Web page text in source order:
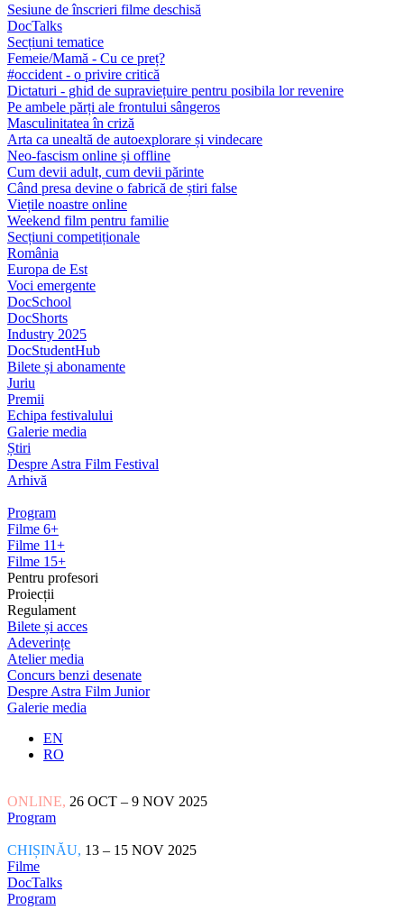
Sesiune de înscrieri filme deschisă
DocTalks
Secțiuni tematice
Femeie/Mamă - Cu ce preț?
#occident - o privire critică
Dictaturi - ghid de supraviețuire pentru posibila lor revenire
Pe ambele părți ale frontului sângeros
Masculinitatea în criză
Arta ca unealtă de autoexplorare și vindecare
Neo-fascism online și offline
Cum devii adult, cum devii părinte
Când presa devine o fabrică de știri false
Viețile noastre online
Weekend film pentru familie
Secțiuni competiționale
România
Europa de Est
Voci emergente
DocSchool
DocShorts
Industry 2025
DocStudentHub
Bilete și abonamente
Juriu
Premii
Echipa festivalului
Galerie media
Știri
Despre Astra Film Festival
Arhivă
Program
Filme 6+
Filme 11+
Filme 15+
Pentru profesori
Proiecții
Regulament
Bilete și acces
Adeverințe
Atelier media
Concurs benzi desenate
Despre Astra Film Junior
Galerie media
EN
RO
ONLINE, 26 OCT – 9 NOV 2025
Program
CHIȘINĂU, 13 – 15 NOV 2025
Filme
DocTalks
Program